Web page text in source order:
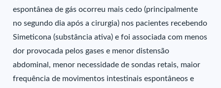
espontânea de gás ocorreu mais cedo (principalmente
no segundo dia após a cirurgia) nos pacientes recebendo
Simeticona (substância ativa) e foi associada com menos
dor provocada pelos gases e menor distensão
abdominal, menor necessidade de sondas retais, maior
frequência de movimentos intestinais espontâneos e